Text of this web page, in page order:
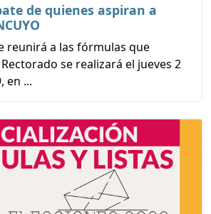
de quienes aspiran a
reunirá a las fórmulas que
se realizará el jueves 2
en ...